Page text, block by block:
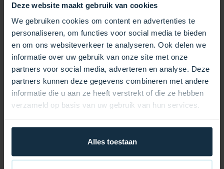
Deze website maakt gebruik van cookies
We gebruiken cookies om content en advertenties te
personaliseren, om functies voor social media te bieden
en om ons websiteverkeer te analyseren. Ook delen we
informatie over uw gebruik van onze site met onze
partners voor social media, adverteren en analyse. Deze
partners kunnen deze gegevens combineren met andere
informatie die u aan ze heeft verstrekt of die ze hebben
verzameld op basis van uw gebruik van hun services.
Alles toestaan
des Filters und sorgen gleichzeitig für einen festen
und sicheren Sitz.
Die Filterkartusche SC704 ist ein vielseitiger Filter,
der für verschiedene Filtertypen austauschbar ist,
darunter Alina F-325-M, Allspares AS-SPA060,
Boospa 42513C, Coast Spa PRDC25, Darlly
42513/SC704, Filbur FC-2375, Magnum/Gota
Pure RD25, Pentair R173428, Pleatco PRB25-IN,
Topology T-4326, Unicel C-4326, Waterway 817-
zuverlässigen und effizienten Filterlösung suchen.
Ein ordnungsgemäß funktionierender Filter ist für